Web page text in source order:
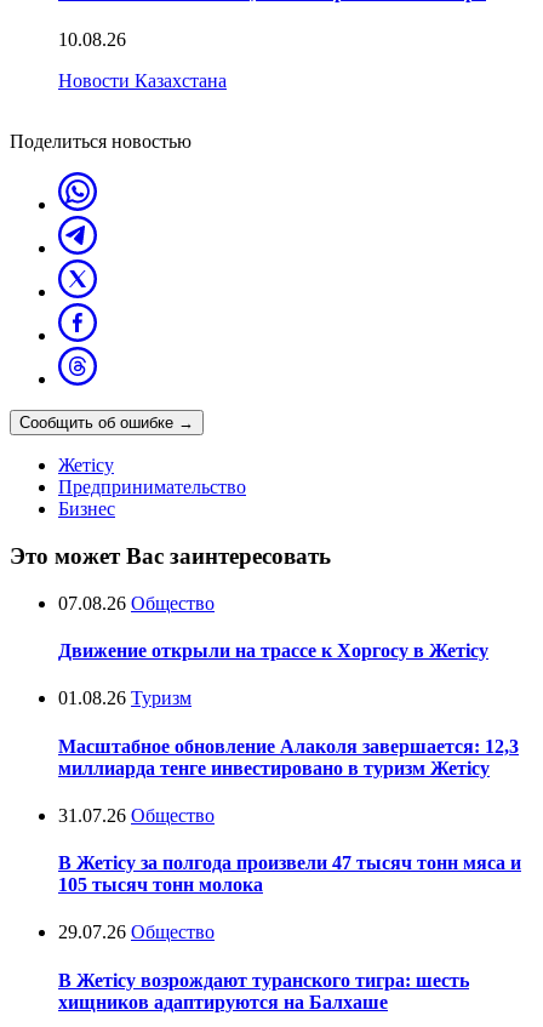
10.08.26
Новости Казахстана
Поделиться новостью
Сообщить об ошибке →
Жетісу
Предпринимательство
Бизнес
Это может Вас заинтересовать
07.08.26 Общество
Движение открыли на трассе к Хоргосу в Жетісу
01.08.26 Туризм
Масштабное обновление Алаколя завершается: 12,3
миллиарда тенге инвестировано в туризм Жетісу
31.07.26 Общество
В Жетісу за полгода произвели 47 тысяч тонн мяса и
105 тысяч тонн молока
29.07.26 Общество
В Жетісу возрождают туранского тигра: шесть
хищников адаптируются на Балхаше